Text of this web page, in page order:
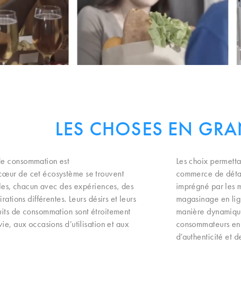
LES CHOSES EN
consommation est
de cet écosystème se trouvent
chacun avec des expériences, des
différentes. Leurs désirs et leurs
de consommation sont étroitement
aux occasions d’utilisation et aux
Les choix
commerce de
imprégné par les
magasinage en
manière
consommateurs
d’authenticité et